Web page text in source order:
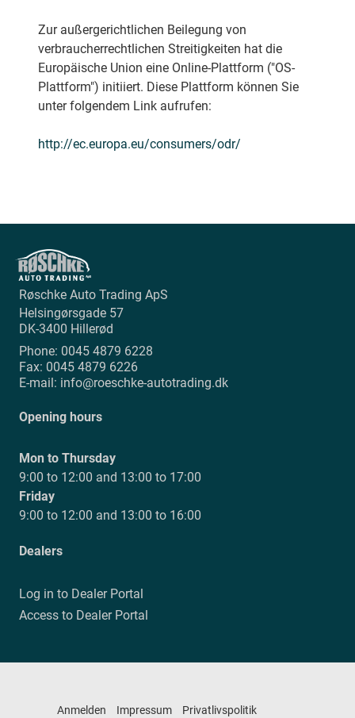
Zur außergerichtlichen Beilegung von
verbraucherrechtlichen Streitigkeiten hat die
Europäische Union eine Online-Plattform ("OS-
Plattform") initiiert. Diese Plattform können Sie
unter folgendem Link aufrufen:
http://ec.europa.eu/consumers/odr/
Røschke Auto Trading ApS
Helsingørsgade 57
DK-3400 Hillerød
Phone: 0045 4879 6228
Fax: 0045 4879 6226
E-mail: info@roeschke-autotrading.dk
Opening hours
Mon to Thursday
9:00 to 12:00 and 13:00 to 17:00
Friday
9:00 to 12:00 and 13:00 to 16:00
Dealers
Log in to Dealer Portal
Access to Dealer Portal
Anmelden Impressum Privatlivspolitik